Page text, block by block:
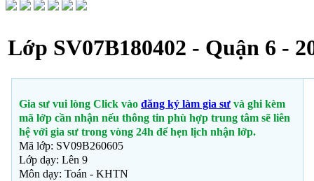
Lớp SV07B180402 - Quận 6 -
Gia sư vui lòng Click vào đăng ký làm gia sư và ghi kèm
mã lớp cần nhận nếu thông tin phù hợp trung tâm sẽ liên
hệ với gia sư trong vòng 24h để hẹn lịch nhận lớp.
Mã lớp: SV09B260605
Lớp dạy: Lên 9
Môn dạy: Toán - KHTN